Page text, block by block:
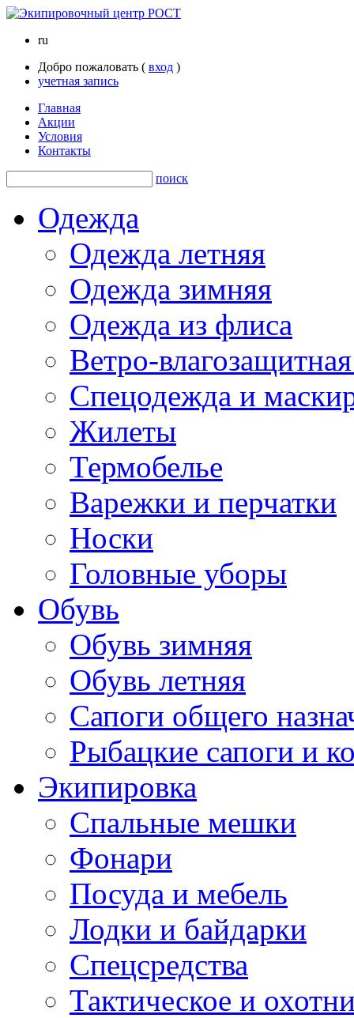
ru
Добро пожаловать ( вход )
учетная запись
Главная
Акции
Условия
Контакты
поиск
Одежда
Одежда летняя
Одежда зимняя
Одежда из флиса
Ветро-
Спецодежда и
Жилеты
Термобелье
Варежки и перчатки
Носки
Головные уборы
Обувь
Обувь зимняя
Обувь летняя
Сапоги общего
Рыбацкие сапоги и
Экипировка
Спальные мешки
Фонари
Посуда и мебель
Лодки и байдарки
Спецсредства
Тактическое и